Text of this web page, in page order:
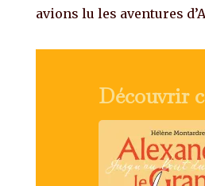
avions lu les aventures
Découvrir